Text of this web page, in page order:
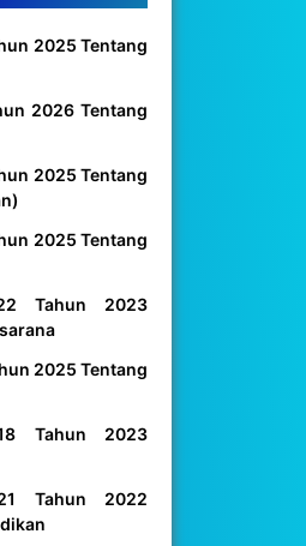
2025 Tentang
2026 Tentang
2025 Tentang
2025 Tentang
Tahun 2023
2025 Tentang
Tahun 2023
Tahun 2022